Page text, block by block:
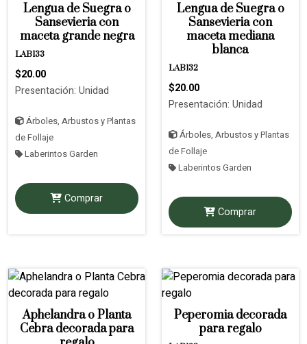
Lengua de Suegra o
Sansevieria con
maceta grande negra
LAB133
$20.00
Presentación: Unidad
Árboles, Arbustos y Plantas
de Follaje
Laberintos Garden
Comprar
Lengua de Suegra o
Sansevieria con
maceta mediana
blanca
LAB132
$20.00
Presentación: Unidad
Árboles, Arbustos y Plantas
de Follaje
Laberintos Garden
Comprar
Aphelandra o Planta
Cebra decorada para
Peperomia decorada
para regalo